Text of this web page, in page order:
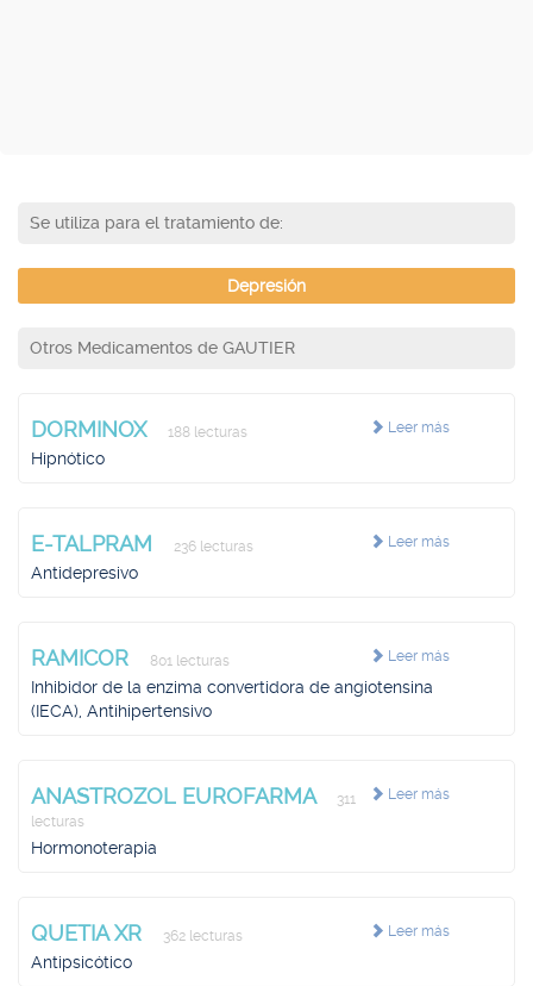
Se utiliza para el tratamiento de:
Depresión
Otros Medicamentos de GAUTIER
Leer más
DORMINOX 188 lecturas
Hipnótico
Leer más
E-TALPRAM 236 lecturas
Antidepresivo
Leer más
RAMICOR 801 lecturas
Inhibidor de la enzima convertidora de angiotensina
(IECA), Antihipertensivo
Leer más
ANASTROZOL EUROFARMA
311
lecturas
Hormonoterapia
Leer más
QUETIA XR 362 lecturas
Antipsicótico